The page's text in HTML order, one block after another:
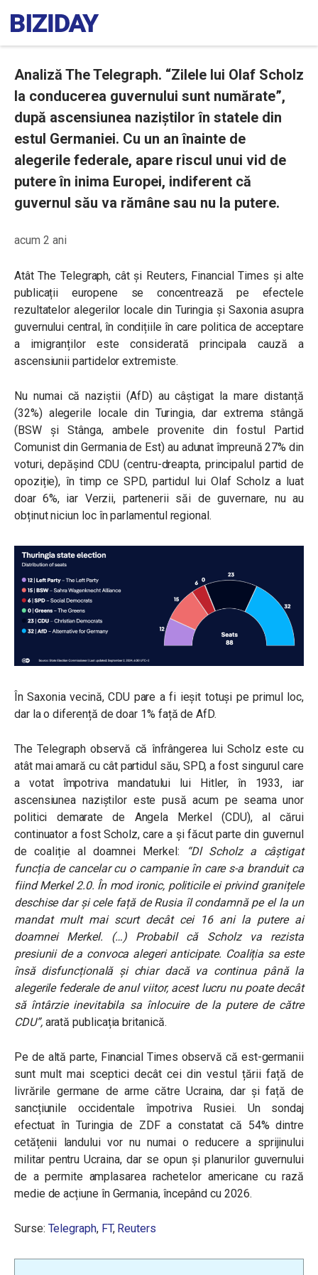
Analiză The Telegraph. “Zilele lui Olaf Scholz
la conducerea guvernului sunt numărate”,
după ascensiunea naziștilor în statele din
estul Germaniei. Cu un an înainte de
alegerile federale, apare riscul unui vid de
putere în inima Europei, indiferent că
guvernul său va rămâne sau nu la putere.
acum 2 ani
Atât The Telegraph, cât și Reuters, Financial Times și alte
publicații europene se concentrează pe efectele
rezultatelor alegerilor locale din Turingia și Saxonia asupra
guvernului central, în condițiile în care politica de acceptare
a imigranților este considerată principala cauză a
ascensiunii partidelor extremiste.
Nu numai că naziștii (AfD) au câștigat la mare distanță
(32%) alegerile locale din Turingia, dar extrema stângă
(BSW și Stânga, ambele provenite din fostul Partid
Comunist din Germania de Est) au adunat împreună 27% din
voturi, depășind CDU (centru-dreapta, principalul partid de
opoziție), în timp ce SPD, partidul lui Olaf Scholz a luat
doar 6%, iar Verzii, partenerii săi de guvernare, nu au
obținut niciun loc în parlamentul regional.
În Saxonia vecină, CDU pare a fi ieșit totuși pe primul loc,
dar la o diferență de doar 1% față de AfD.
The Telegraph observă că înfrângerea lui Scholz este cu
atât mai amară cu cât partidul său, SPD, a fost singurul care
a votat împotriva mandatului lui Hitler, în 1933, iar
ascensiunea naziștilor este pusă acum pe seama unor
politici demarate de Angela Merkel (CDU), al cărui
continuator a fost Scholz, care a și făcut parte din guvernul
de coaliție al doamnei Merkel:
“Dl Scholz a câștigat
funcția de cancelar cu o campanie în care s-a branduit ca
fiind Merkel 2.0. În mod ironic, politicile ei privind granițele
deschise dar și cele față de Rusia îl condamnă pe el la un
mandat mult mai scurt decât cei 16 ani la putere ai
doamnei Merkel. (…) Probabil că Scholz va rezista
presiunii de a convoca alegeri anticipate. Coaliția sa este
însă disfuncțională și chiar dacă va continua până la
alegerile federale de anul viitor, acest lucru nu poate decât
să întârzie inevitabila sa înlocuire de la putere de către
CDU”, arată publicația britanică.
Pe de altă parte, Financial Times observă că est-germanii
sunt mult mai sceptici decât cei din vestul țării față de
livrările germane de arme către Ucraina, dar și față de
sancțiunile occidentale împotriva Rusiei. Un sondaj
efectuat în Turingia de ZDF a constatat că 54% dintre
cetățenii landului vor nu numai o reducere a sprijinului
militar pentru Ucraina, dar se opun și planurilor guvernului
de a permite amplasarea rachetelor americane cu rază
medie de acțiune în Germania, începând cu 2026.
Surse: Telegraph, FT, Reuters